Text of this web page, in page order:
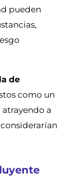
pueden
de
como un
a